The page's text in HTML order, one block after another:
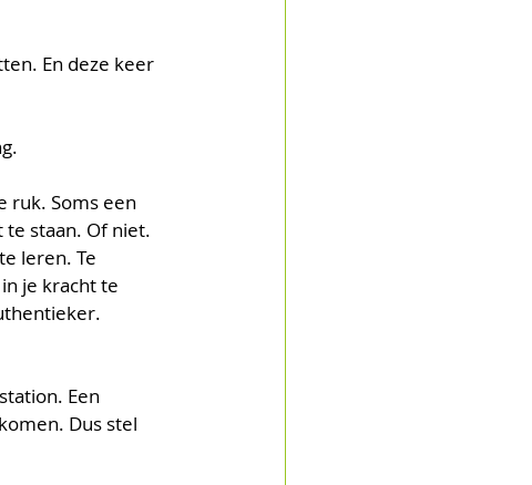
En deze keer
ruk. Soms een
staan. Of niet.
leren. Te
je kracht te
Een
Dus stel